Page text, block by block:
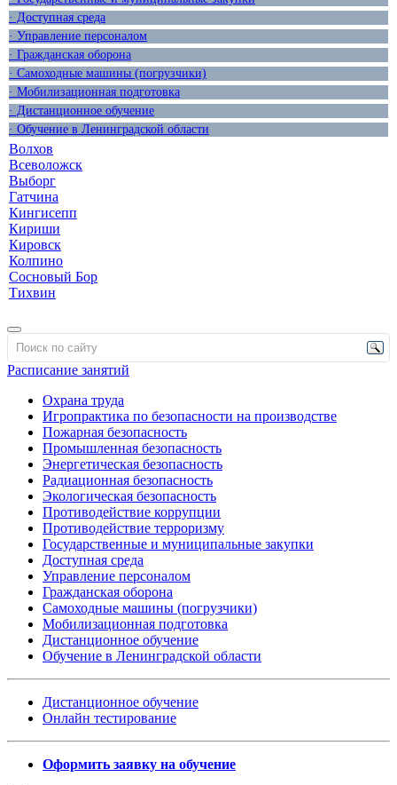
· Доступная среда
· Управление персоналом
· Гражданская оборона
· Самоходные машины (погрузчики)
· Мобилизационная подготовка
· Дистанционное обучение
· Обучение в Ленинградской области
Волхов
Всеволожск
Выборг
Гатчина
Кингисепп
Кириши
Кировск
Колпино
Сосновый Бор
Тихвин
Расписание занятий
Охрана труда
Игропрактика по безопасности на производстве
Пожарная безопасность
Промышленная безопасность
Энергетическая безопасность
Радиационная безопасность
Экологическая безопасность
Противодействие коррупции
Противодействие терроризму
Государственные и муниципальные закупки
Доступная среда
Управление персоналом
Гражданская оборона
Самоходные машины (погрузчики)
Мобилизационная подготовка
Дистанционное обучение
Обучение в Ленинградской области
Дистанционное обучение
Онлайн тестирование
Оформить заявку на обучение